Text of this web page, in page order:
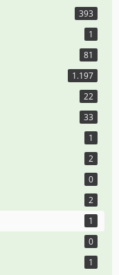
393
1
81
1.197
22
33
1
2
0
2
1
0
1